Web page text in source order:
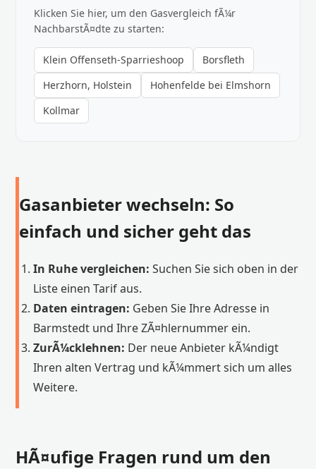
Klicken Sie hier, um den Gasvergleich fÃ¼r
NachbarstÃ¤dte zu starten:
Klein Offenseth-Sparrieshoop
Borsfleth
Herzhorn, Holstein
Hohenfelde bei Elmshorn
Kollmar
Gasanbieter wechseln: So
einfach und sicher geht das
In Ruhe vergleichen: Suchen Sie sich oben in der
Liste einen Tarif aus.
Daten eintragen: Geben Sie Ihre Adresse in
Barmstedt und Ihre ZÃ¤hlernummer ein.
ZurÃ¼cklehnen: Der neue Anbieter kÃ¼ndigt
Ihren alten Vertrag und kÃ¼mmert sich um alles
Weitere.
HÃ¤ufige Fragen rund um den